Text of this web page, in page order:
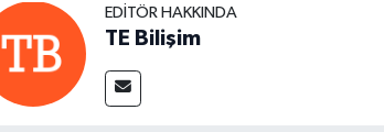
EDITÖR HAKKINDA
TE Bilişim